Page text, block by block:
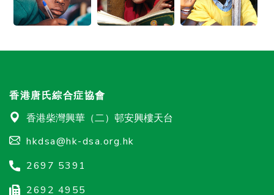
香港唐氏綜合症協會
香港柴灣興華（二）邨安興樓天台
hkdsa@hk-dsa.org.hk
2697 5391
2692 4955